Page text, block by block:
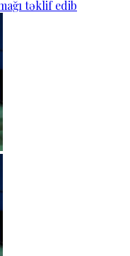
təklif edib